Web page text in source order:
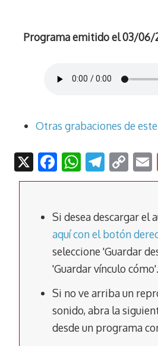
Programa emitido el 03/06/
Otras grabaciones de
X F
ac
b
o
o
k
W
h
s
A
p
p
T
el
gr
a
m
C
o
y
Li
n
k
l
Si desea descargar el
aquí con el botón
seleccione 'Guardar
'Guardar vínculo cómo'.
Si no ve arriba un
sonido, abra la
desde un programa